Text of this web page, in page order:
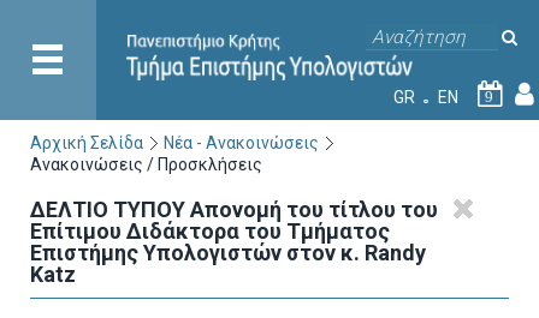
GR EN 9
Αρχική Σελίδα
Νέα - Ανακοινώσεις
Ανακοινώσεις / Προσκλήσεις
ΔΕΛΤΙΟ ΤΥΠΟΥ Απονομή του τίτλου του
Επίτιμου Διδάκτορα του Τμήματος
Επιστήμης Υπολογιστών στον κ. Randy
Katz